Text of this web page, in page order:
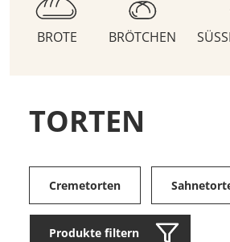
BROTE BRÖTCHEN
TORTEN
Cremetorten
Produkte filtern